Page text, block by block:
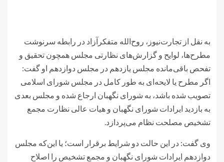
به نقل از تجارت‌نیوز، روح‌الله متفکرآزاد در رابطه سرنوشت
مطرح‌ها، لوایح و گزارش‌های نظارتی مجلس همچون تحقیق و
تفحص باقی‌مانده مجلس یازدهم در مجلس دوازدهم او گفت:
اگر مطرح یا لایحه‌ای به طور کامل در مجلس شورای اسلامی
تصویب شده باشد، به شورای نگهبان ارجاع شده و مجلس بعدی
به بازدید ایرادات شورای نگهبان و هیات عالی نظارت مجمع
تشخیص مصلحت نظام می‌پردازد.
وی گفت: در این حالت دو شرایط برقرار است؛ یا این‌که مجلس
دوازدهم ایرادات شورای نگهبان و مجمع تشخیص را اصلاح